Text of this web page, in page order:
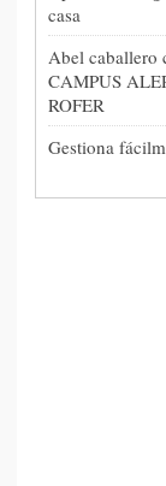
casa
Abel caballero
CAMPUS
ROFER
Gestiona